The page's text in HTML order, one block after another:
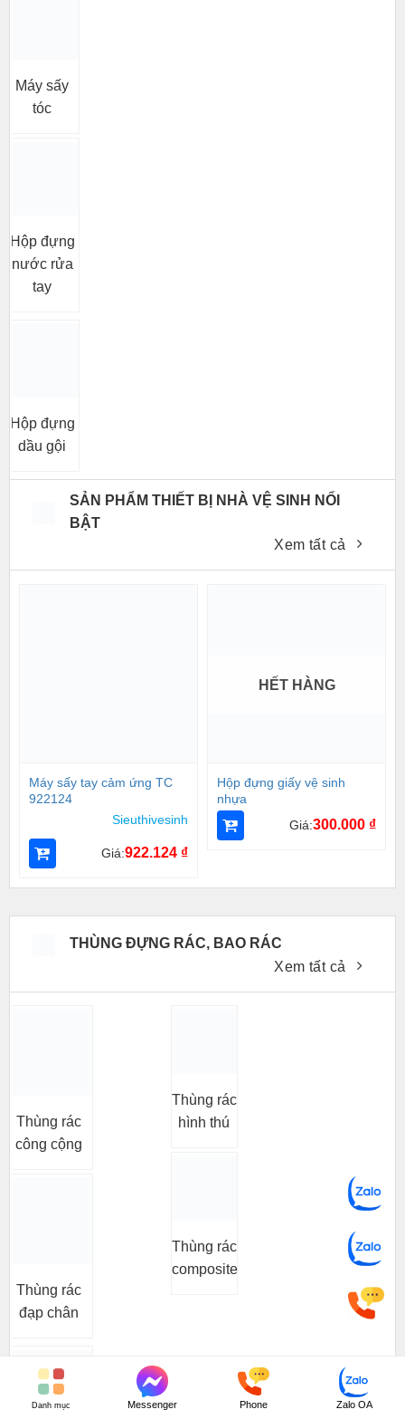
Máy sấy
tóc
Hộp đựng
nước rửa
tay
Hộp đựng
dầu gội
SẢN PHẨM THIẾT BỊ NHÀ VỆ SINH NỔI
BẬT
Xem tất cả
Máy sấy tay cảm ứng TC
922124
Sieuthivesinh
Giá:922.124 ₫
HẾT HÀNG
Hộp đựng giấy vệ sinh
nhựa
Giá:300.000 ₫
THÙNG ĐỰNG RÁC, BAO RÁC
Xem tất cả
Thùng rác
công cộng
Thùng rác
đạp chân
Thùng rác
hình thú
Thùng rác
composite
Danh mục Messenger Phone Zalo OA